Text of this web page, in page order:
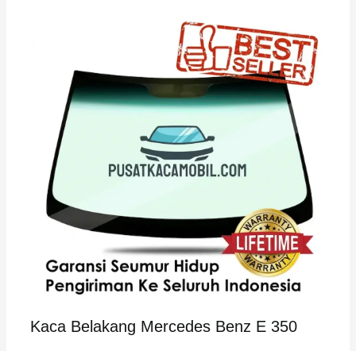
Kaca Belakang Mercedes Benz E 350